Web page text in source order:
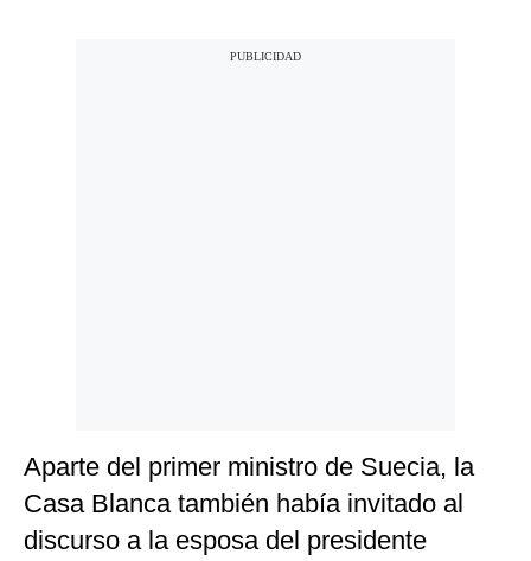
Aparte del primer ministro de Suecia, la
Casa Blanca también había invitado al
discurso a la esposa del presidente